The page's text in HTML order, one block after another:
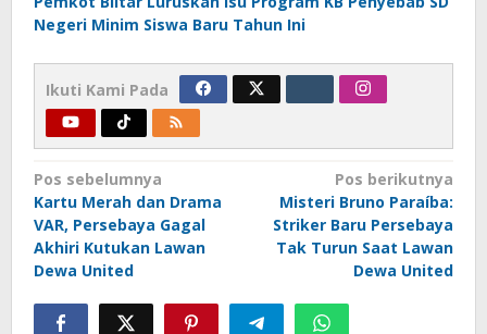
Negeri Minim Siswa Baru Tahun Ini
Ikuti Kami Pada
Navigasi
pos
Pos sebelumnya
Kartu Merah dan Drama
VAR, Persebaya Gagal
Akhiri Kutukan Lawan
Dewa United
Pos berikutnya
Misteri Bruno Paraíba:
Striker Baru Persebaya
Tak Turun Saat Lawan
Dewa United